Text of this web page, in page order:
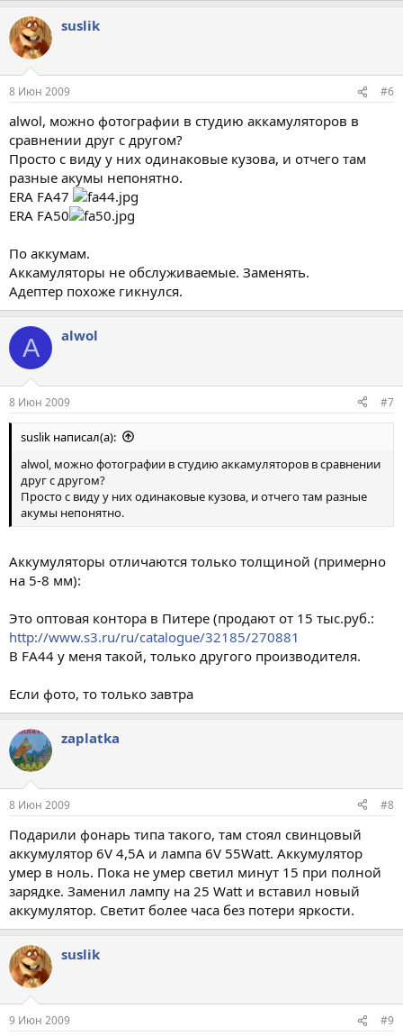
suslik
8 Июн 2009 #6
alwol, можно фотографии в студию аккамуляторов в
сравнении друг с другом?
Просто с виду у них одинаковые кузова, и отчего там
разные акумы непонятно.
ERA FA47
ERA FA50
По аккумам.
Аккамуляторы не обслуживаемые. Заменять.
Адептер похоже гикнулся.
A alwol
8 Июн 2009 #7
suslik написал(а):
alwol, можно фотографии в студию аккамуляторов в сравнении
друг с другом?
Просто с виду у них одинаковые кузова, и отчего там разные
акумы непонятно.
Аккумуляторы отличаются только толщиной (примерно
на 5-8 мм):
Это оптовая контора в Питере (продают от 15 тыс.руб.:
http://www.s3.ru/ru/catalogue/32185/270881
В FA44 у меня такой, только другого производителя.
Если фото, то только завтра
zaplatka
8 Июн 2009 #8
Подарили фонарь типа такого, там стоял свинцовый
аккумулятор 6V 4,5A и лампа 6V 55Watt. Аккумулятор
умер в ноль. Пока не умер светил минут 15 при полной
зарядке. Заменил лампу на 25 Watt и вставил новый
аккумулятор. Светит более часа без потери яркости.
suslik
9 Июн 2009 #9